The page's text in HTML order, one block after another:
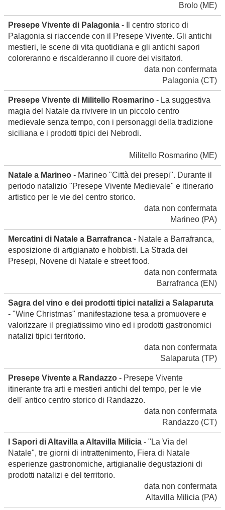
Brolo (ME)
Presepe Vivente di Palagonia - Il centro storico di
Palagonia si riaccende con il Presepe Vivente. Gli antichi
mestieri, le scene di vita quotidiana e gli antichi sapori
coloreranno e riscalderanno il cuore dei visitatori.
data non confermata
Palagonia (CT)
Presepe Vivente di Militello Rosmarino - La suggestiva
magia del Natale da rivivere in un piccolo centro
medievale senza tempo, con i personaggi della tradizione
siciliana e i prodotti tipici dei Nebrodi.
Militello Rosmarino (ME)
Natale a Marineo - Marineo "Città dei presepi". Durante il
periodo natalizio "Presepe Vivente Medievale" e itinerario
artistico per le vie del centro storico.
data non confermata
Marineo (PA)
Mercatini di Natale a Barrafranca - Natale a Barrafranca,
esposizione di artigianato e hobbisti. La Strada dei
Presepi, Novene di Natale e street food.
data non confermata
Barrafranca (EN)
Sagra del vino e dei prodotti tipici natalizi a Salaparuta
- "Wine Christmas" manifestazione tesa a promuovere e
valorizzare il pregiatissimo vino ed i prodotti gastronomici
natalizi tipici territorio.
data non confermata
Salaparuta (TP)
Presepe Vivente a Randazzo - Presepe Vivente
itinerante tra arti e mestieri antichi del tempo, per le vie
dell' antico centro storico di Randazzo.
data non confermata
Randazzo (CT)
I Sapori di Altavilla a Altavilla Milicia - "La Via del
Natale", tre giorni di intrattenimento, Fiera di Natale
esperienze gastronomiche, artigianalie degustazioni di
prodotti natalizi e del territorio.
data non confermata
Altavilla Milicia (PA)